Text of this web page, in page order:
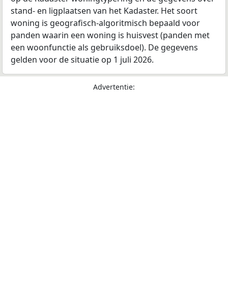
stand- en ligplaatsen van het Kadaster. Het soort
woning is geografisch-algoritmisch bepaald voor
panden waarin een woning is huisvest (panden met
een woonfunctie als gebruiksdoel). De gegevens
gelden voor de situatie op 1 juli 2026.
Advertentie: